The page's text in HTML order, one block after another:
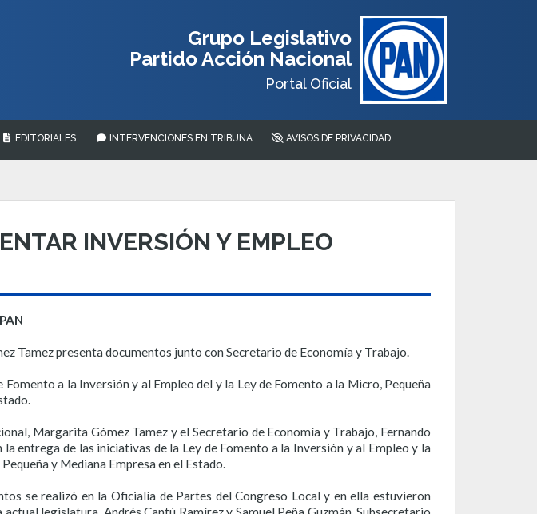
Grupo Legislativo
Partido Acción Nacional
Portal Oficial
EDITORIALES INTERVENCIONES EN TRIBUNA AVISOS DE PRIVACIDAD
INVERSIÓN Y EMPLEO
Tamez presenta documentos junto con Secretario de Economía y Trabajo.
Fomento a la Inversión y al Empleo del y la Ley de Fomento a la Micro, Pequeña
Margarita Gómez Tamez y el Secretario de Economía y Trabajo, Fernando
entrega de las iniciativas de la Ley de Fomento a la Inversión y al Empleo y la
y Mediana Empresa en el Estado.
se realizó en la Oficialía de Partes del Congreso Local y en ella estuvieron